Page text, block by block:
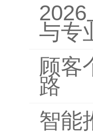
与专
顾客
路
智能